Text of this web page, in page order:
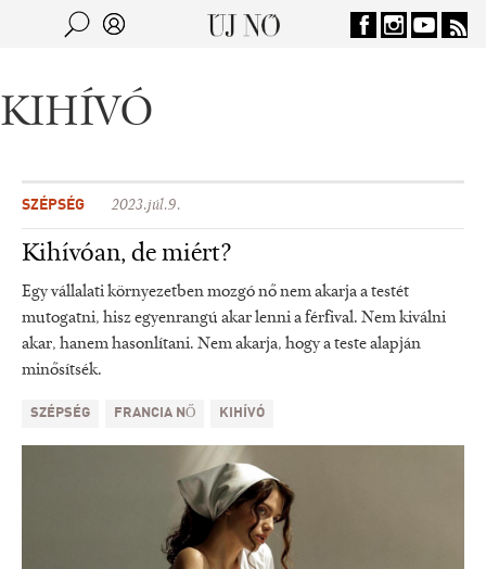
Jump to navigation
KIHÍVÓ
SZÉPSÉG 2023.júl.9.
Kihívóan, de miért?
Egy vállalati környezetben mozgó nő nem akarja a testét
mutogatni, hisz egyenrangú akar lenni a férfival. Nem kiválni
akar, hanem hasonlítani. Nem akarja, hogy a teste alapján
minősítsék.
SZÉPSÉG FRANCIA NŐ KIHÍVÓ